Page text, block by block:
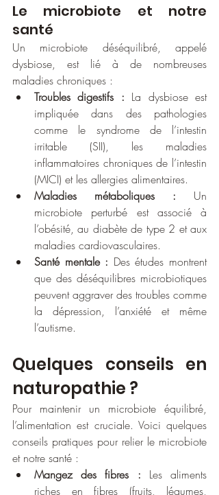
Le microbiote et notre
santé
Un microbiote déséquilibré, appelé
dysbiose, est lié à de nombreuses
maladies chroniques :
Troubles digestifs : La dysbiose est
impliquée dans des pathologies
comme le syndrome de l’intestin
irritable (SII), les maladies
inflammatoires chroniques de l’intestin
(MICI) et les allergies alimentaires.
Maladies métaboliques : Un
microbiote perturbé est associé à
l’obésité, au diabète de type 2 et aux
maladies cardiovasculaires.
Santé mentale : Des études montrent
que des déséquilibres microbiotiques
peuvent aggraver des troubles comme
la dépression, l’anxiété et même
l’autisme.
Quelques conseils en
naturopathie ?
Pour maintenir un microbiote équilibré,
l’alimentation est cruciale. Voici quelques
conseils pratiques pour relier le microbiote
et notre santé :
Mangez des fibres : Les aliments
riches en fibres (fruits, légumes,